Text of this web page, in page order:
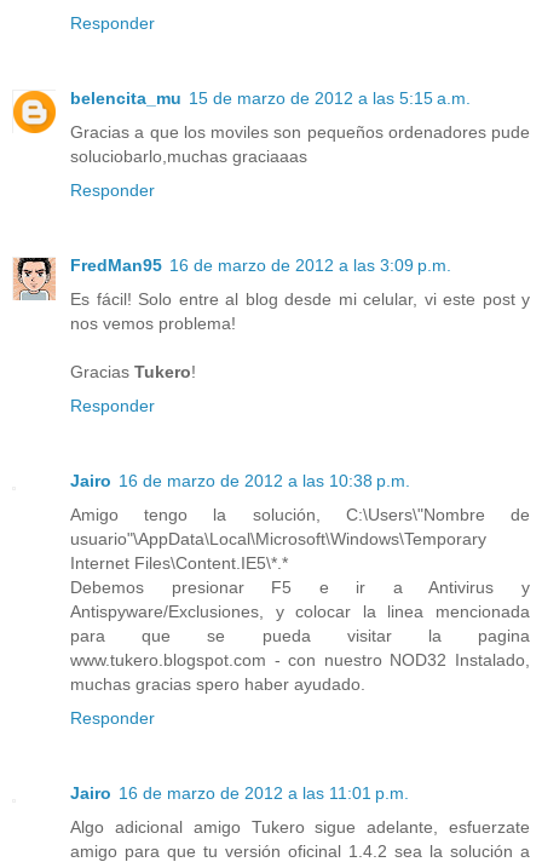
Responder
belencita_mu 15 de marzo de 2012 a las 5:15 a.m.
Gracias a que los moviles son pequeños ordenadores pude
soluciobarlo,muchas graciaaas
Responder
FredMan95 16 de marzo de 2012 a las 3:09 p.m.
Es fácil! Solo entre al blog desde mi celular, vi este post y
nos vemos problema!
Gracias Tukero!
Responder
Jairo 16 de marzo de 2012 a las 10:38 p.m.
Amigo tengo la solución, C:\Users\"Nombre de
usuario"\AppData\Local\Microsoft\Windows\Temporary
Internet Files\Content.IE5\*.*
Debemos presionar F5 e ir a Antivirus y
Antispyware/Exclusiones, y colocar la linea mencionada
para que se pueda visitar la pagina
www.tukero.blogspot.com - con nuestro NOD32 Instalado,
muchas gracias spero haber ayudado.
Responder
Jairo 16 de marzo de 2012 a las 11:01 p.m.
Algo adicional amigo Tukero sigue adelante, esfuerzate
amigo para que tu versión oficinal 1.4.2 sea la solución a